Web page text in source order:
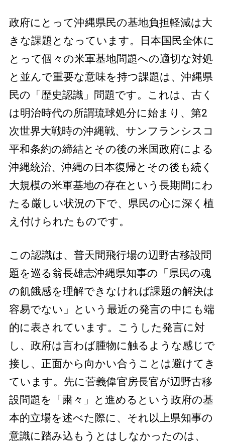
政府にとって沖縄県民の基地負担軽減は大
きな課題となっています。日本国民全体に
とって個々の米軍基地問題への適切な対処
と並んで重要な意味を持つ課題は、沖縄県
民の「歴史認識」問題です。これは、古く
は明治時代の所謂琉球処分に始まり、第2
次世界大戦時の沖縄戦、サンフランシスコ
平和条約の締結とその後の米国政府による
沖縄統治、沖縄の日本復帰とその後も続く
大規模の米軍基地の存在という長期間にわ
たる厳しい状況の下で、県民の心に深く植
え付けられたものです。
この認識は、普天間飛行場の辺野古移設問
題を巡る翁長雄志沖縄県知事の「県民の魂
の飢餓感を理解できなければ課題の解決は
容易でない」という最近の発言の中にも端
的に表されています。こうした発言に対
し、政府は言わば腫物に触るような感じで
接し、正面から向かい合うことは避けてき
ています。先に菅義偉官房長官が辺野古移
設問題を「粛々」と進めるという政府の基
本的立場を述べた際に、それ以上県知事の
意識に踏み込もうとはしなかったのは、